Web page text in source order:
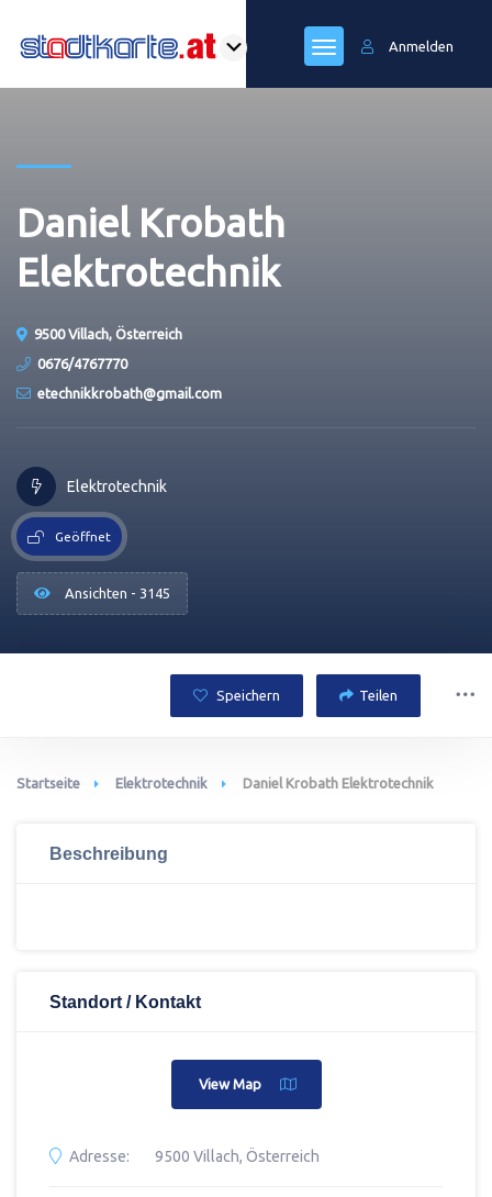
Anmelden
Daniel Krobath
Elektrotechnik
9500 Villach, Österreich
0676/4767770
etechnikkrobath@gmail.com
Elektrotechnik
Geöffnet
Ansichten - 3145
Speichern Teilen
Startseite Elektrotechnik Daniel Krobath Elektrotechnik
Beschreibung
Standort / Kontakt
View Map
Adresse: 9500 Villach, Österreich